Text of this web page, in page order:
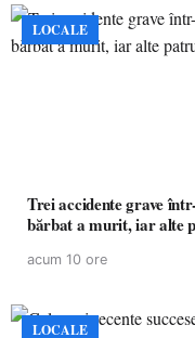
LOCALE
Trei accidente grave
bărbat a murit, iar alte
acum 10 ore
LOCALE